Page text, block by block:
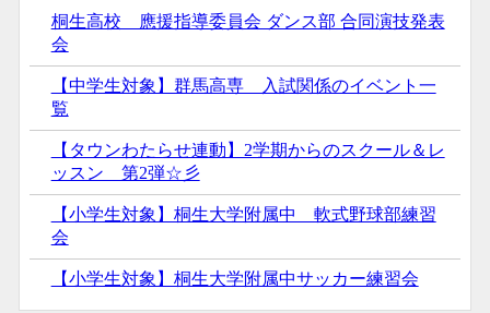
桐生高校 應援指導委員会 ダンス部 合同演技発表
会
【中学生対象】群馬高専 入試関係のイベント一
覧
【タウンわたらせ連動】2学期からのスクール＆レ
ッスン 第2弾☆彡
【小学生対象】桐生大学附属中 軟式野球部練習
会
【小学生対象】桐生大学附属中サッカー練習会